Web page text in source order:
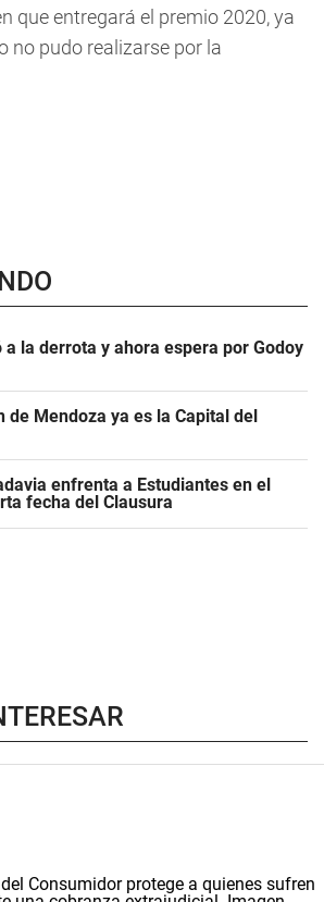
que entregará el premio 2020, ya
no pudo realizarse por la
a la derrota y ahora espera por Godoy
de Mendoza ya es la Capital del
enfrenta a Estudiantes en el
fecha del Clausura